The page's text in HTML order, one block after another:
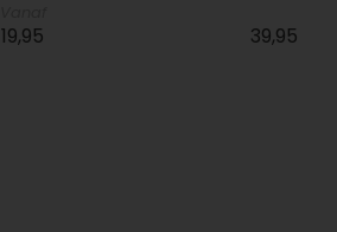
19,95 39,95